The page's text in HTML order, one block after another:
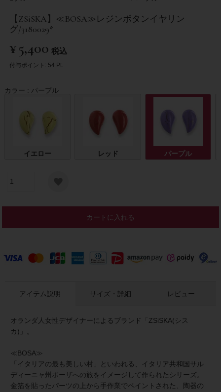
【ZSiSKA】≪BOSA≫レジンボタンイヤリン
グ/3180029*
¥5,400 税込
付与ポイント: 54 Pt.
カラー パープル
イエロー レッド パープル
カートに入れる
アイテム説明
オランダ人女性デザイナーによるブランド「ZSiSKA(シス
カ)」。
≪BOSA≫
「イタリアの最も美しい村」といわれる、イタリア共和国サル
ディーニャ州ボーザへの旅をイメージして作られたシリーズ。
金箔を貼ったパーツの上から手作業でペイントされた、陶器の
サイズ・詳細 レビュー